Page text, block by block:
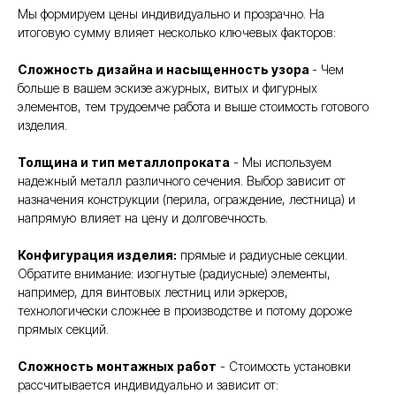
Мы формируем цены индивидуально и прозрачно. На
итоговую сумму влияет несколько ключевых факторов:
Сложность дизайна и насыщенность узора - Чем
больше в вашем эскизе ажурных, витых и фигурных
элементов, тем трудоемче работа и выше стоимость готового
изделия.
Толщина и тип металлопроката - Мы используем
надежный металл различного сечения. Выбор зависит от
назначения конструкции (перила, ограждение, лестница) и
напрямую влияет на цену и долговечность.
Конфигурация изделия: прямые и радиусные секции.
Обратите внимание: изогнутые (радиусные) элементы,
например, для винтовых лестниц или эркеров,
технологически сложнее в производстве и потому дороже
прямых секций.
Сложность монтажных работ - Стоимость установки
рассчитывается индивидуально и зависит от: